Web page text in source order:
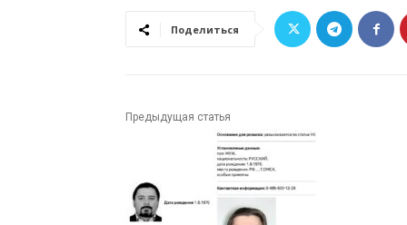
Поделиться
Предыдущая статья